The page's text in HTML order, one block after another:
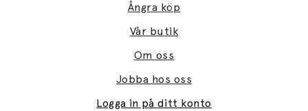
Ångra köp
Vår butik
Om oss
Jobba hos oss
Logga in på ditt konto